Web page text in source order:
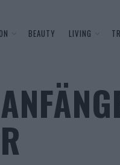
BEAUTY LIVING